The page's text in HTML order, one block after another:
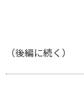
（後編に続く）